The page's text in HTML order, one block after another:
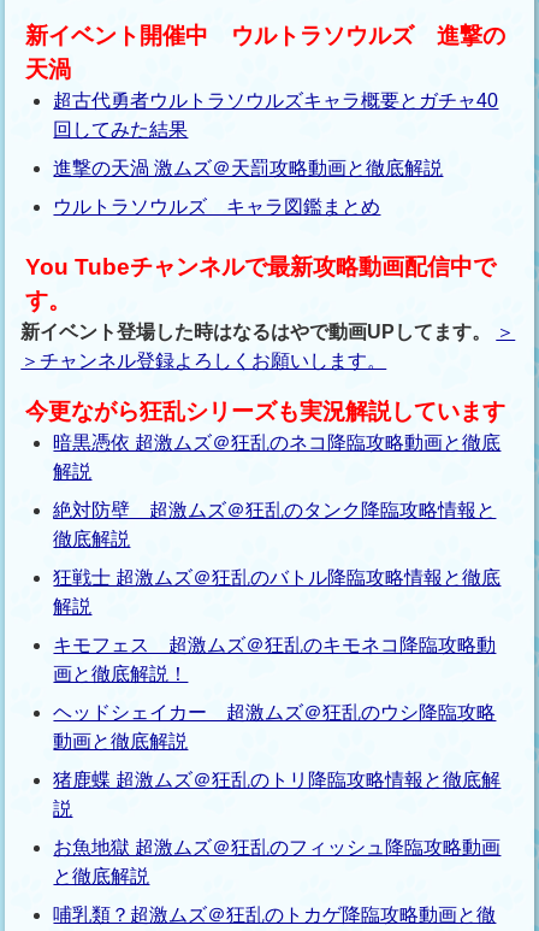
新イベント開催中 ウルトラソウルズ 進撃の
天渦
超古代勇者ウルトラソウルズキャラ概要とガチャ40
回してみた結果
進撃の天渦 激ムズ＠天罰攻略動画と徹底解説
ウルトラソウルズ キャラ図鑑まとめ
You Tubeチャンネルで最新攻略動画配信中で
す。
新イベント登場した時はなるはやで動画UPしてます。
＞
＞チャンネル登録よろしくお願いします。
今更ながら狂乱シリーズも実況解説しています
暗黒憑依 超激ムズ＠狂乱のネコ降臨攻略動画と徹底
解説
絶対防壁 超激ムズ＠狂乱のタンク降臨攻略情報と
徹底解説
狂戦士 超激ムズ＠狂乱のバトル降臨攻略情報と徹底
解説
キモフェス 超激ムズ＠狂乱のキモネコ降臨攻略動
画と徹底解説！
ヘッドシェイカー 超激ムズ＠狂乱のウシ降臨攻略
動画と徹底解説
猪鹿蝶 超激ムズ＠狂乱のトリ降臨攻略情報と徹底解
説
お魚地獄 超激ムズ＠狂乱のフィッシュ降臨攻略動画
と徹底解説
哺乳類？超激ムズ＠狂乱のトカゲ降臨攻略動画と徹